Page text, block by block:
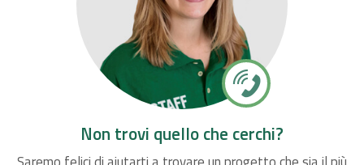
Non trovi quello che cerchi?